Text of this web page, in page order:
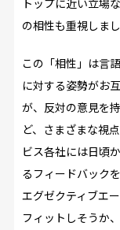
の相性も重視しまし
この「相性」は言
に対する姿勢がお
が、反対の意見を
ど、さまざまな視
ビス各社には日頃
るフィードバック
エグゼクティブエ
フィットしそうか